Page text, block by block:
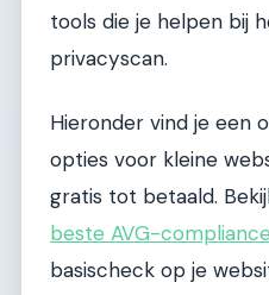
tools die je helpen bij
privacyscan.
Hieronder vind je een
opties voor kleine
gratis tot betaald.
beste AVG-
basischeck op je